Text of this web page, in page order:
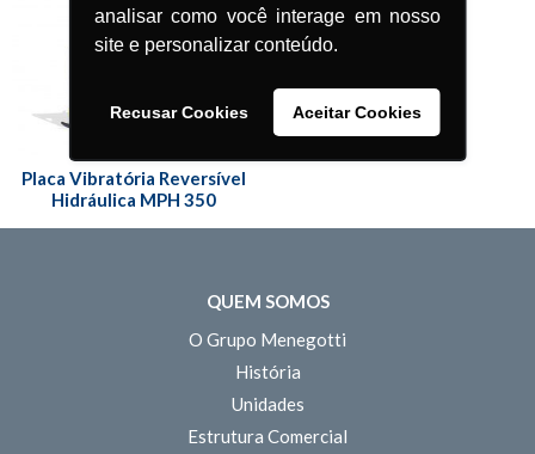
analisar como você interage em nosso
site e personalizar conteúdo.
Recusar Cookies Aceitar Cookies
Placa Vibratória Reversível
Hidráulica MPH 350
QUEM SOMOS
O Grupo Menegotti
História
Unidades
Estrutura Comercial